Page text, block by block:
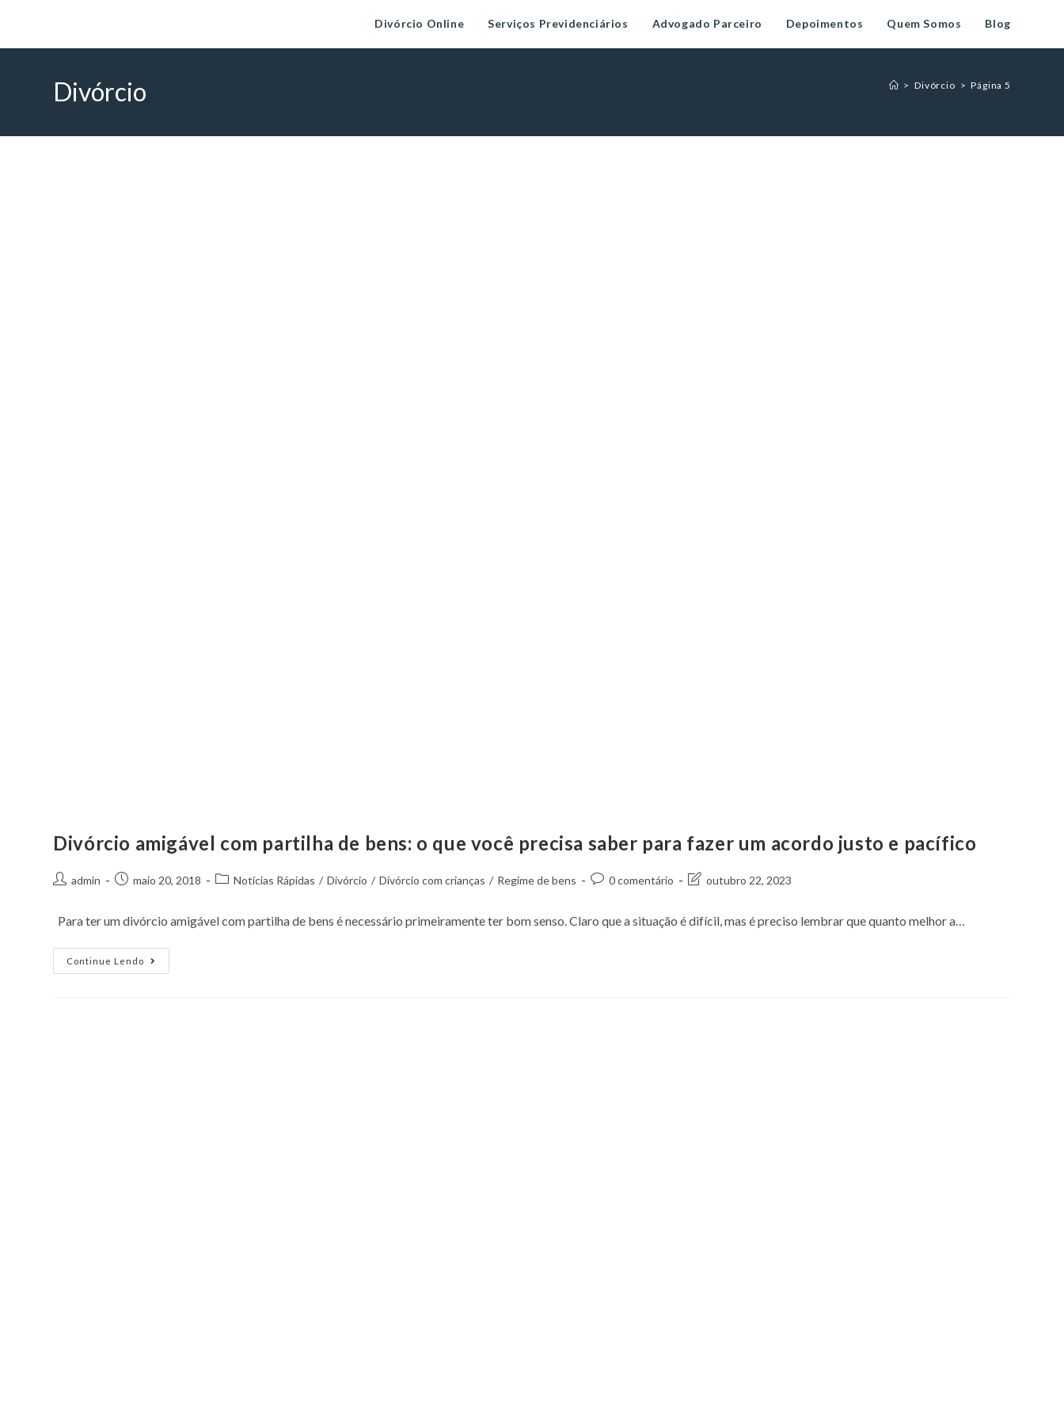
Divórcio Online Serviços Previdenciários Advogado Parceiro Depoimentos Quem Somos Blog
Divórcio > Divórcio > Página 5
Divórcio amigável com partilha de bens: o que você precisa saber para fazer um acordo justo e pacífico
admin maio 20, 2018 Notícias Rápidas / Divórcio / Divórcio com crianças / Regime de bens 0 comentário outubro 22, 2023
Para ter um divórcio amigável com partilha de bens é necessário primeiramente ter bom senso. Claro que a situação é difícil, mas é preciso lembrar que quanto melhor a…
Continue Lendo